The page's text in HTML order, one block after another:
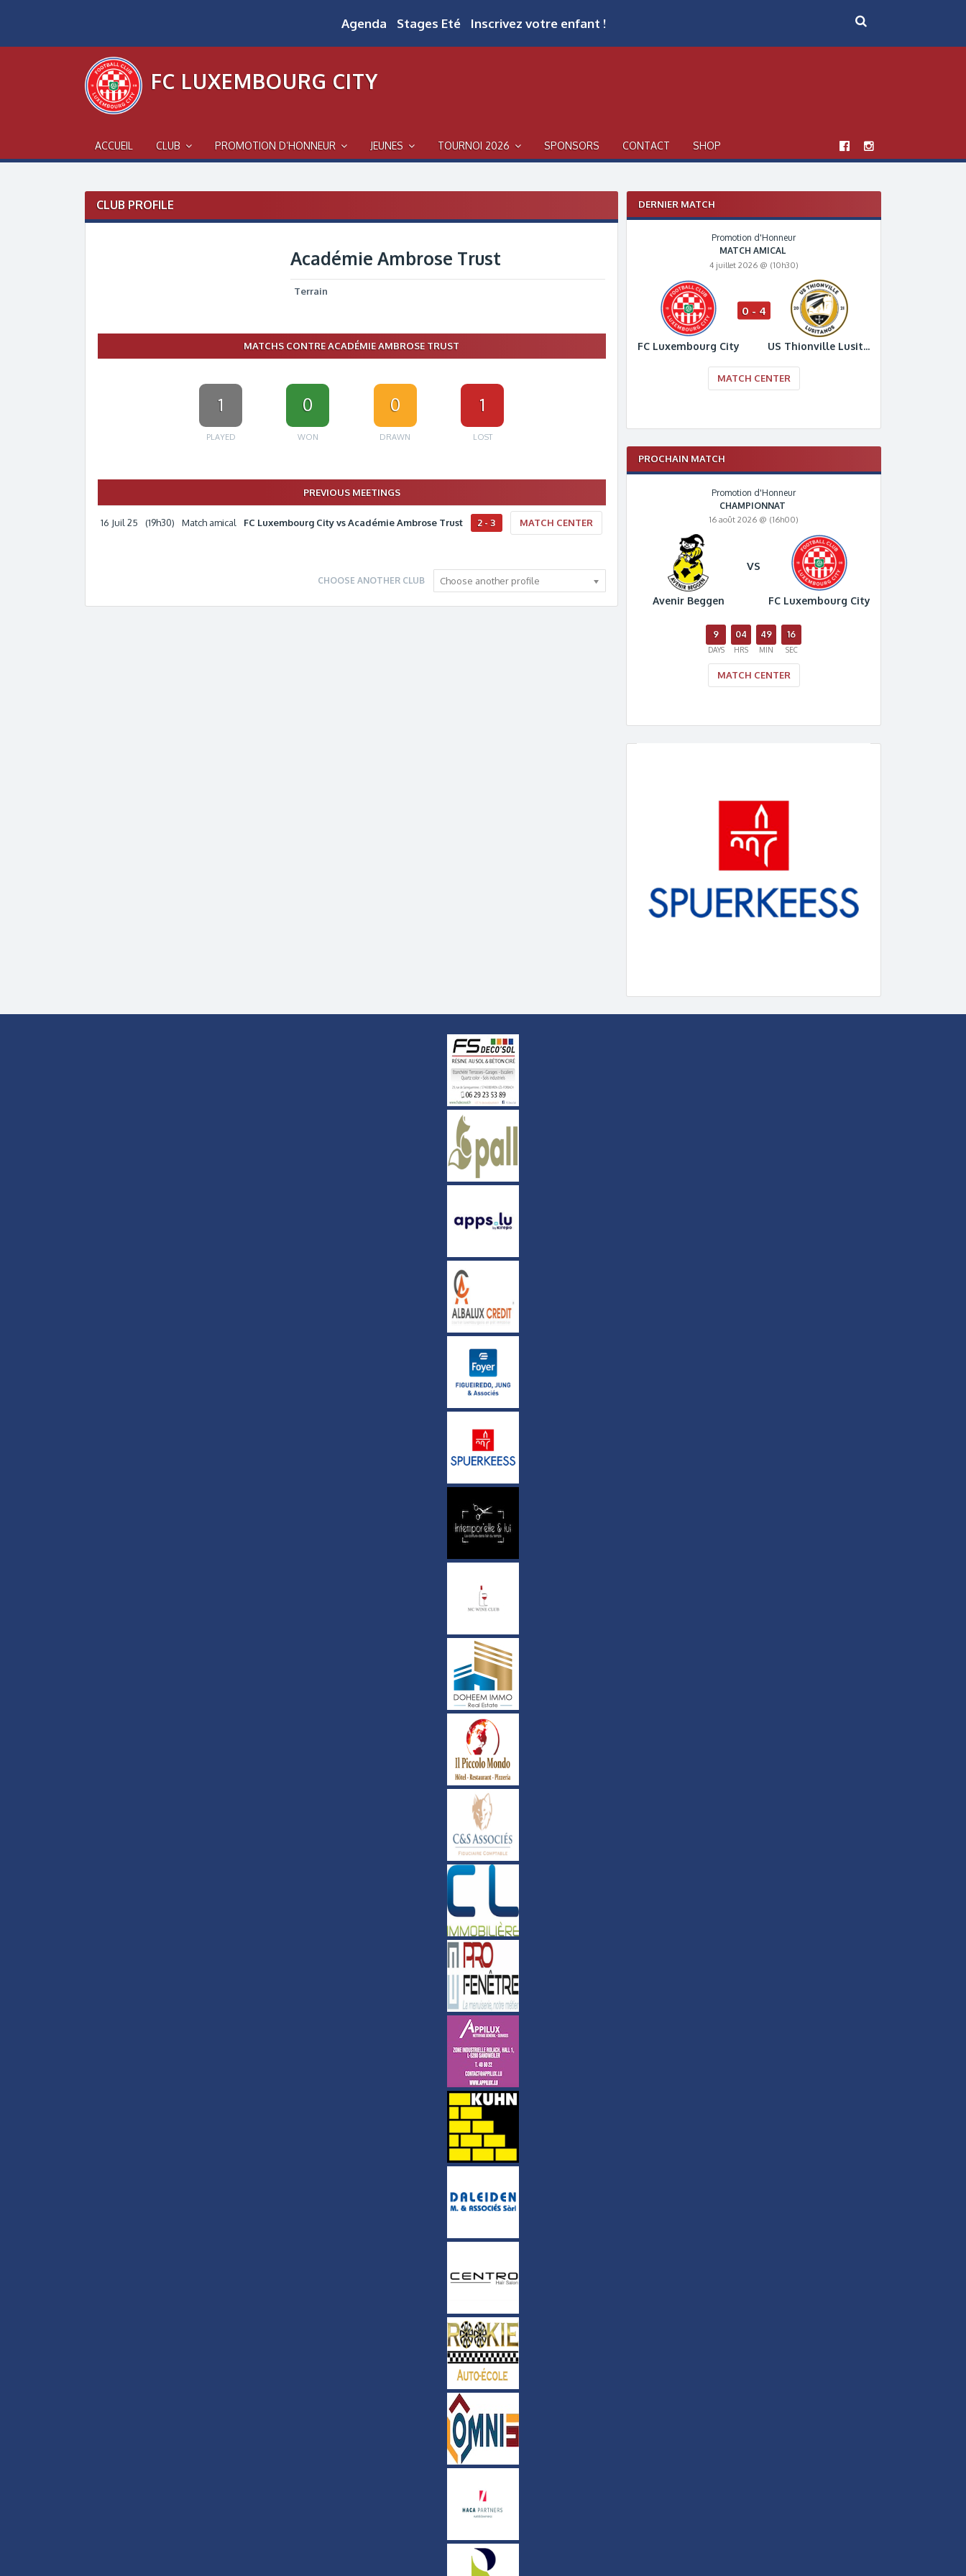
Agenda Stages Eté Inscrivez votre enfant !
FC LUXEMBOURG CITY
ACCUEIL CLUB PROMOTION D’HONNEUR JEUNES TOURNOI 2026 SPONSORS CONTACT SHOP
CLUB PROFILE
Académie Ambrose Trust
Terrain
MATCHS CONTRE ACADÉMIE AMBROSE TRUST
1
PLAYED
0
WON
0
DRAWN
1
LOST
PREVIOUS MEETINGS
16 Juil 25 (19h30) Match amical FC Luxembourg City vs Académie Ambrose Trust 2 - 3 MATCH CENTER
CHOOSE ANOTHER CLUB Choose another profile
DERNIER MATCH
Promotion d'Honneur
MATCH AMICAL
4 juillet 2026 @ (10h30)
FC Luxembourg City
0 - 4
US Thionville Lusitanos
MATCH CENTER
PROCHAIN MATCH
Promotion d'Honneur
CHAMPIONNAT
16 août 2026 @ (16h00)
Avenir Beggen
VS
FC Luxembourg City
9
DAYS
04
HRS
49
MIN
15
SEC
MATCH CENTER